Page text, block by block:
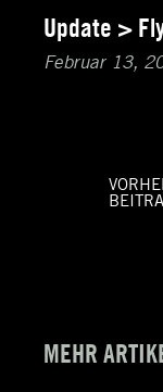
Update >
Februar 13,
MEHR